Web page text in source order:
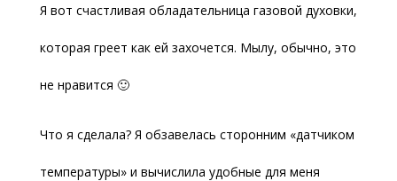
Я вот счастливая обладательница газовой духовки,
которая греет как ей захочется. Мылу, обычно, это
не нравится 🙂
Что я сделала? Я обзавелась сторонним «датчиком
температуры» и вычислила удобные для меня